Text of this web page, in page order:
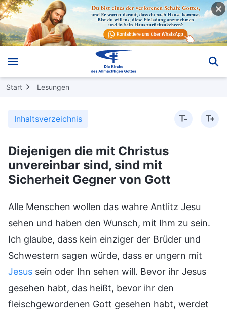
Start Lesungen
Inhaltsverzeichnis
Diejenigen die mit Christus
unvereinbar sind, sind mit
Sicherheit Gegner von Gott
Alle Menschen wollen das wahre Antlitz Jesu
sehen und haben den Wunsch, mit Ihm zu sein.
Ich glaube, dass kein einziger der Brüder und
Schwestern sagen würde, dass er ungern mit
Jesus sein oder Ihn sehen will. Bevor ihr Jesus
gesehen habt, das heißt, bevor ihr den
fleischgewordenen Gott gesehen habt, werdet